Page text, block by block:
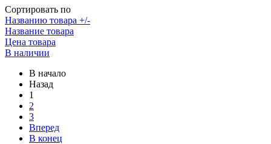
Сортировать по
Названию товара +/-
Название товара
Цена товара
В наличии
В начало
Назад
1
2
3
Вперед
В конец